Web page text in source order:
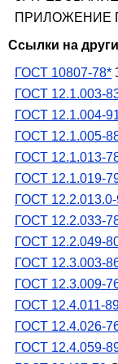
ПРИЛОЖЕНИЕ
Ссылки на
ГОСТ 10807-78*
ГОСТ 12.1.003-
ГОСТ 12.1.004-
ГОСТ 12.1.005-
ГОСТ 12.1.013-
ГОСТ 12.1.019-
ГОСТ 12.2.013.0-
ГОСТ 12.2.033-
ГОСТ 12.2.049-
ГОСТ 12.3.003-
ГОСТ 12.3.009-
ГОСТ 12.4.011-
ГОСТ 12.4.026-
ГОСТ 12.4.059-